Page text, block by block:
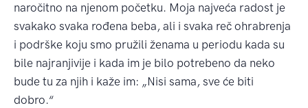
naročitno na njenom početku. Moja najveća radost je
svakako svaka rođena beba, ali i svaka reč ohrabrenja
i podrške koju smo pružili ženama u periodu kada su
bile najranjivije i kada im je bilo potrebeno da neko
bude tu za njih i kaže im: „Nisi sama, sve će biti
dobro.“